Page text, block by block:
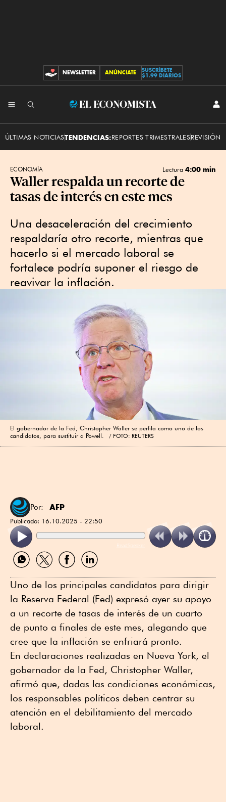
CONTRIBUCIONES
NEWSLETTER ANÚNCIATE
SUSCRÍBETE
$1.99 DIARIOS
El
ÚLTIMAS NOTICIASTENDENCIAS:REPORTES TRIMESTRALESREVISIÓN
ECONOMÍA Lectura 4:00 min
Waller respalda un recorte de
tasas de interés en este mes
Una desaceleración del crecimiento
respaldaría otro recorte, mientras que
hacerlo si el mercado laboral se
fortalece podría suponer el riesgo de
reavivar la inflación.
El gobernador de la Fed, Christopher Waller se perfila como uno de los
candidatos, para sustituir a Powell.
FOTO: REUTERS
Por: AFP
Publicado: 16.10.2025 - 22:50
ReadSpeaker
Compartir
por
Compartir
por
Compartir
por
Compartir
por
Uno de los principales candidatos para dirigir
la Reserva Federal (Fed) expresó ayer su apoyo
a un recorte de tasas de interés de un cuarto
de punto a finales de este mes, alegando que
cree que la inflación se enfriará pronto.
En declaraciones realizadas en Nueva York, el
gobernador de la Fed, Christopher Waller,
afirmó que, dadas las condiciones económicas,
los responsables políticos deben centrar su
atención en el debilitamiento del mercado
laboral.